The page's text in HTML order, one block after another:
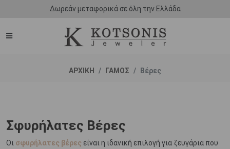
Δωρεάν μεταφορικά σε όλη την Ελλάδα
ΑΡΧΙΚΗ ΓΑΜΟΣ Βέρες
Σφυρήλατες Βέρες
Οι σφυρήλατες βέρες είναι η ιδανική επιλογή για ζευγάρια που